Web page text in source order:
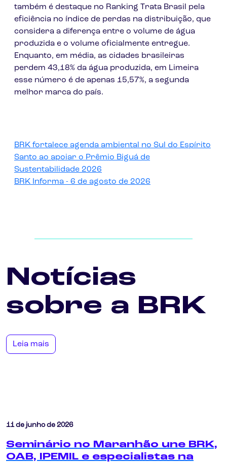
também é destaque no Ranking Trata Brasil pela
eficiência no índice de perdas na distribuição, que
considera a diferença entre o volume de água
produzida e o volume oficialmente entregue.
Enquanto, em média, as cidades brasileiras
perdem 43,18% da água produzida, em Limeira
esse número é de apenas 15,57%, a segunda
melhor marca do país.
BRK fortalece agenda ambiental no Sul do Espírito
Santo ao apoiar o Prêmio Biguá de
Sustentabilidade 2026
BRK Informa - 6 de agosto de 2026
Notícias
sobre a BRK
Leia mais
11 de junho de 2026
Seminário no Maranhão une BRK,
OAB, IPEMIL e especialistas na